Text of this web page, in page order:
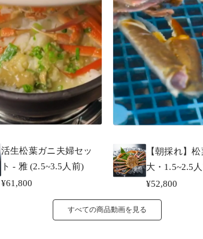
活生松葉ガニ夫婦セッ
ト - 雅 (2.5~3.5人前)
¥61,800
【朝採れ】
大・1.5~2.5
¥52,800
すべての商品動画を見る